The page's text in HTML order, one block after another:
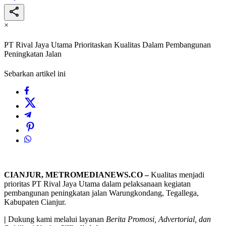
×
PT Rival Jaya Utama Prioritaskan Kualitas Dalam Pembangunan
Peningkatan Jalan
Sebarkan artikel ini
CIANJUR, METROMEDIANEWS.CO –Kualitas menjadi
prioritas PT Rival Jaya Utama dalam pelaksanaan kegiatan
pembangunan peningkatan jalan Warungkondang, Tegallega,
Kabupaten Cianjur.
| Dukung kami melalui layanan Berita Promosi, Advertorial, dan